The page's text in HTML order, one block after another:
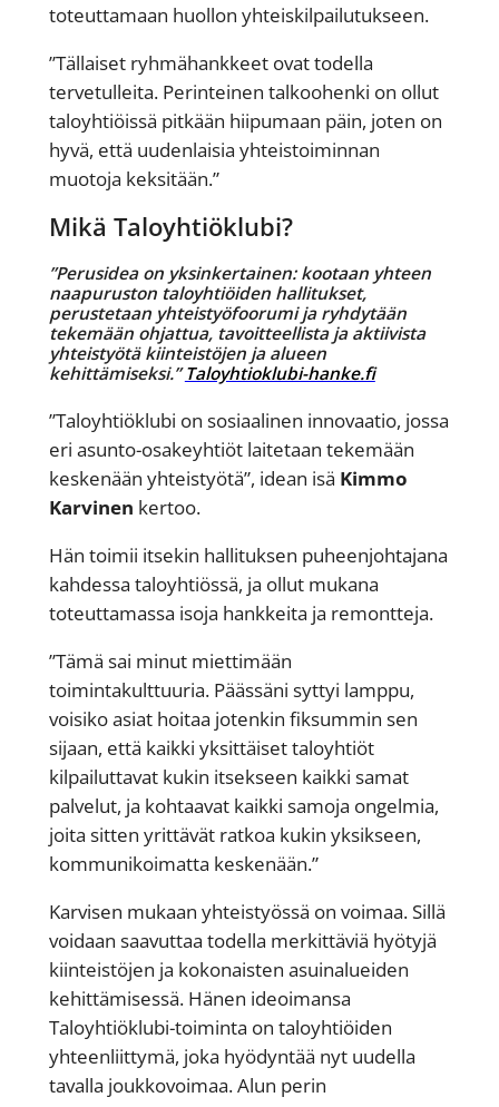
toteuttamaan huollon yhteiskilpailutukseen.
”Tällaiset ryhmähankkeet ovat todella
tervetulleita. Perinteinen talkoohenki on ollut
taloyhtiöissä pitkään hiipumaan päin, joten on
hyvä, että uudenlaisia yhteistoiminnan
muotoja keksitään.”
Mikä Taloyhtiöklubi?
”Perusidea on yksinkertainen: kootaan yhteen
naapuruston taloyhtiöiden hallitukset,
perustetaan yhteistyöfoorumi ja ryhdytään
tekemään ohjattua, tavoitteellista ja aktiivista
yhteistyötä kiinteistöjen ja alueen
kehittämiseksi.” Taloyhtioklubi-hanke.fi
”Taloyhtiöklubi on sosiaalinen innovaatio, jossa
eri asunto-osakeyhtiöt laitetaan tekemään
keskenään yhteistyötä”, idean isä Kimmo
Karvinen kertoo.
Hän toimii itsekin hallituksen puheenjohtajana
kahdessa taloyhtiössä, ja ollut mukana
toteuttamassa isoja hankkeita ja remontteja.
”Tämä sai minut miettimään
toimintakulttuuria. Päässäni syttyi lamppu,
voisiko asiat hoitaa jotenkin fiksummin sen
sijaan, että kaikki yksittäiset taloyhtiöt
kilpailuttavat kukin itsekseen kaikki samat
palvelut, ja kohtaavat kaikki samoja ongelmia,
joita sitten yrittävät ratkoa kukin yksikseen,
kommunikoimatta keskenään.”
Karvisen mukaan yhteistyössä on voimaa. Sillä
voidaan saavuttaa todella merkittäviä hyötyjä
kiinteistöjen ja kokonaisten asuinalueiden
kehittämisessä. Hänen ideoimansa
Taloyhtiöklubi-toiminta on taloyhtiöiden
yhteenliittymä, joka hyödyntää nyt uudella
tavalla joukkovoimaa. Alun perin